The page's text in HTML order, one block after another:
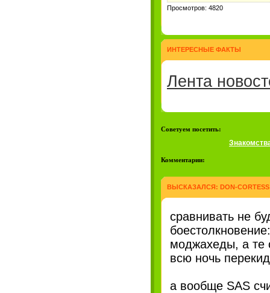
Просмотров: 4820
ИНТЕРЕСНЫЕ ФАКТЫ
Лента
Советуем посетить:
Комментарии:
ВЫСКАЗАЛСЯ: DON-CORTESS
сравнивать не
моджахеды, а те
всю ночь
а вообще SAS